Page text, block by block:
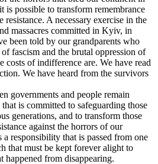
is possible to transform remembrance
A necessary exercise in the
massacres committed in Kyiv, in
been told by our grandparents who
fascism and the brutal oppression of
of indifference are. We have read
We have heard from the survivors
governments and people remain
is committed to safeguarding those
generations, and to transform those
against the horrors of our
responsibility that is passed from one
that must be kept forever alight to
from disappearing.